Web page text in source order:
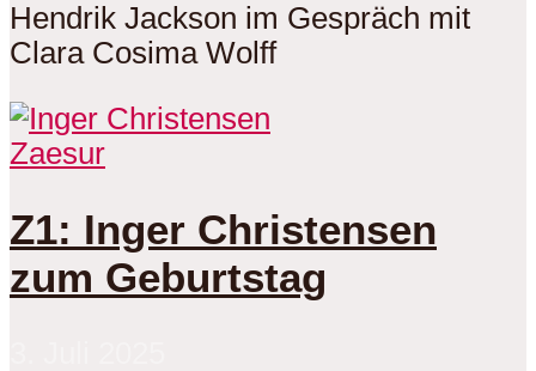
Hendrik Jackson im Gespräch mit
Clara Cosima Wolff
Zaesur
Z1: Inger Christensen
zum Geburtstag